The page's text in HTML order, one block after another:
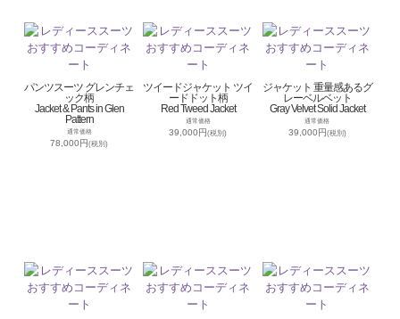
パンツスーツ グレンチェ
ック柄
Jacket & Pants in Glen
Pattern
通常価格
78,000円(税別)
ツイードジャケット ツイ
ードドット柄
Red Tweed Jacket
通常価格
39,000円(税別)
ジャケット 重量感あるグ
レーベルベット
Gray Velvet Solid Jacket
通常価格
39,000円(税別)